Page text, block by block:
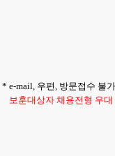
* e-mail, 우편, 방문접수 불가
보훈대상자 채용전형 우